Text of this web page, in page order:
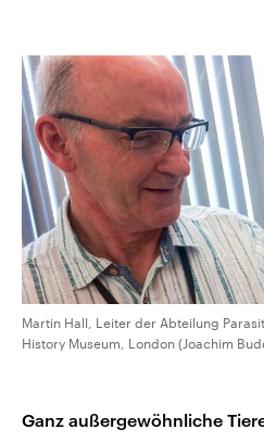
Martin Hall, Leiter der Abteilung
History Museum, London (Joachim
Ganz außergewöhnliche